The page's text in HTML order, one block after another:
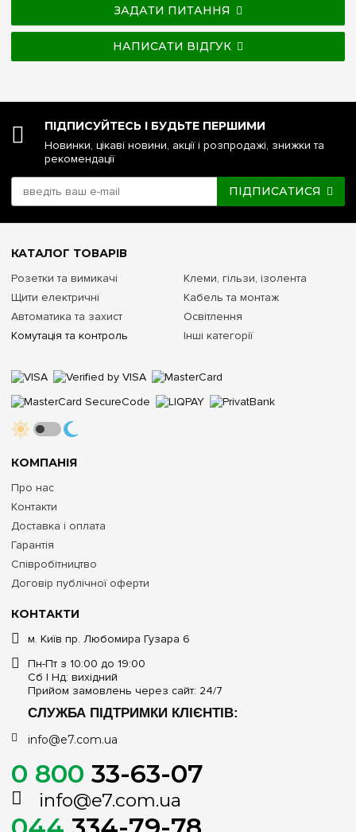
ЗАДАТИ ПИТАННЯ
НАПИСАТИ ВІДГУК
ПІДПИСУЙТЕСЬ І БУДЬТЕ ПЕРШИМИ
Новинки, цікаві новини, акції і розпродажі, знижки та
рекомендації
ПІДПИСАТИСЯ
КОНТАКТИ
м. Київ пр. Любомира Гузара 6
Пн-Пт з 10:00 до 19:00
Сб | Нд: вихідний
Прийом замовлень через сайт: 24/7
СЛУЖБА ПІДТРИМКИ КЛІЄНТІВ:
info@e7.com.ua
0 800 33-63-07
info@e7.com.ua
КОМПАНІЯ
Про нас
Контакти
Доставка і оплата
Гарантія
Співробітництво
Договір публічної оферти
КАТАЛОГ ТОВАРІВ
Розетки та вимикачі
Щити електричні
Автоматика та захист
Комутація та контроль
Клеми, гільзи, ізолента
Кабель та монтаж
Освітлення
Інші категорії